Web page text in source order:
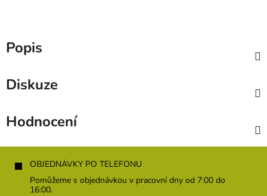
Popis
Diskuze
Hodnocení
Z
OBJEDNÁVKY PO TELEFONU
Pomůžeme s objednávkou v pracovní dny od 7:00 do
16:00.